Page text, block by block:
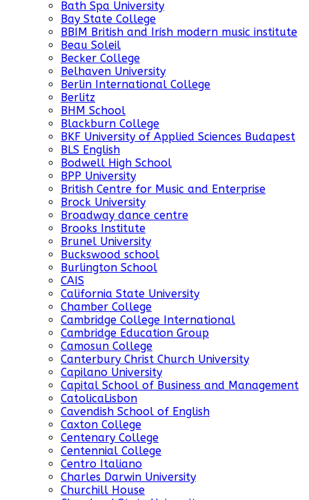
Bath Spa University
Bay State College
BBIM British and Irish modern music institute
Beau Soleil
Becker College
Belhaven University
Berlin International College
Berlitz
BHM School
Blackburn College
BKF University of Applied Sciences Budapest
BLS English
Bodwell High School
BPP University
British Centre for Music and Enterprise
Brock University
Broadway dance centre
Brooks Institute
Brunel University
Buckswood school
Burlington School
CAIS
California State University
Chamber College
Cambridge College International
Cambridge Education Group
Camosun College
Canterbury Christ Church University
Capilano University
Capital School of Business and Management
CatolicaLisbon
Cavendish School of English
Caxton College
Centenary College
Centennial College
Centro Italiano
Charles Darwin University
Churchill House